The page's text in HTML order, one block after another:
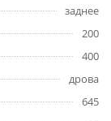
заднее
200
400
дрова
645